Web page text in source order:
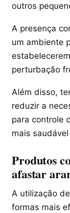
outros
A presença
um ambiente
perturbação
Além disso,
reduzir a
para controle
mais
Produtos
afastar
A utilização
formas mais